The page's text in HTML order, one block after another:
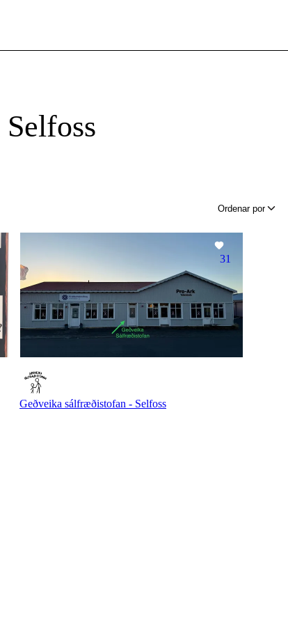
Ordenar por
31
Geðveika sálfræðistofan - Selfoss